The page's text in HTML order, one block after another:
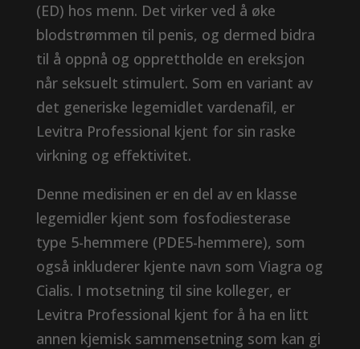
(ED) hos menn. Det virker ved å øke
blodstrømmen til penis, og dermed bidra
til å oppnå og opprettholde en ereksjon
når seksuelt stimulert. Som en variant av
det generiske legemidlet vardenafil, er
Levitra Professional kjent for sin raske
virkning og effektivitet.
Denne medisinen er en del av en klasse
legemidler kjent som fosfodiesterase
type 5-hemmere (PDE5-hemmere), som
også inkluderer kjente navn som Viagra og
Cialis. I motsetning til sine kolleger, er
Levitra Professional kjent for å ha en litt
annen kjemisk sammensetning som kan gi